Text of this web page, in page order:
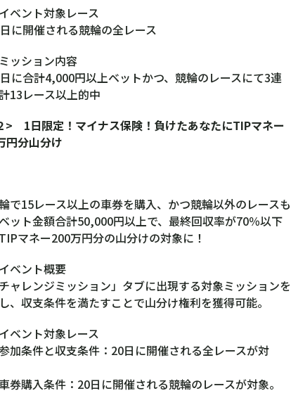
ント対象レース
に開催される競輪の全レース
ッション内容
に合計4,000円以上ベットかつ、競輪のレースにて3連
13レース以上的中
> 1日限定！マイナス保険！負けたあなたにTIPマネー
円分山分け
で15レース以上の車券を購入、かつ競輪以外のレースも
ット金額合計50,000円以上で、最終回収率が70％以下
マネー200万円分の山分けの対象に！
ベント概要
ャレンジミッション」タブに出現する対象ミッションを
、収支条件を満たすことで山分け権利を獲得可能。
ント対象レース
加条件と収支条件：20日に開催される全レースが対
券購入条件：20日に開催される競輪のレースが対象。